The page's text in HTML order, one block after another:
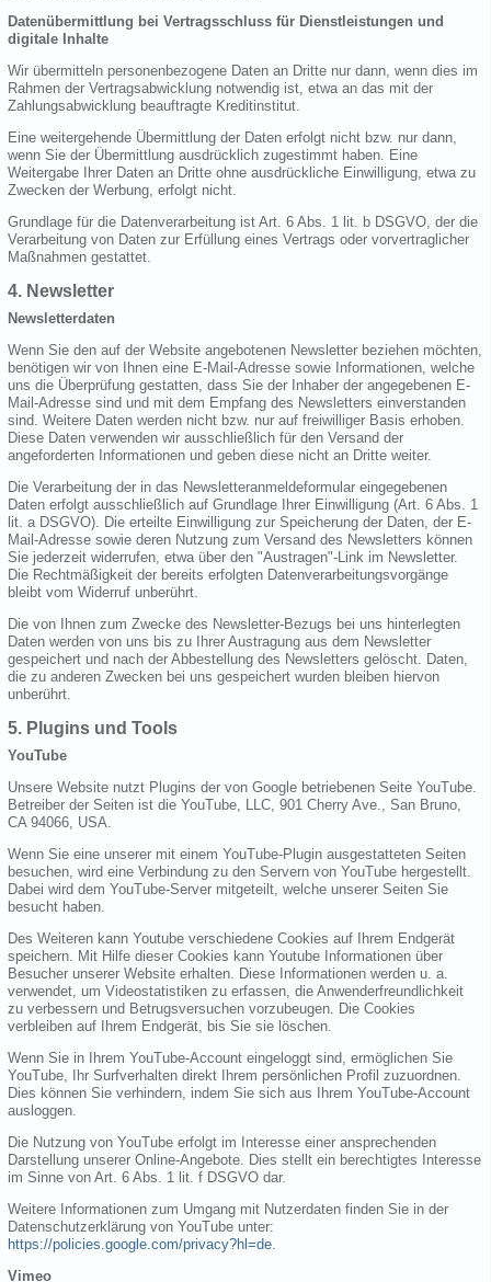
Datenübermittlung bei Vertragsschluss für Dienstleistungen und
digitale Inhalte
Wir übermitteln personenbezogene Daten an Dritte nur dann, wenn dies im
Rahmen der Vertragsabwicklung notwendig ist, etwa an das mit der
Zahlungsabwicklung beauftragte Kreditinstitut.
Eine weitergehende Übermittlung der Daten erfolgt nicht bzw. nur dann,
wenn Sie der Übermittlung ausdrücklich zugestimmt haben. Eine
Weitergabe Ihrer Daten an Dritte ohne ausdrückliche Einwilligung, etwa zu
Zwecken der Werbung, erfolgt nicht.
Grundlage für die Datenverarbeitung ist Art. 6 Abs. 1 lit. b DSGVO, der die
Verarbeitung von Daten zur Erfüllung eines Vertrags oder vorvertraglicher
Maßnahmen gestattet.
4. Newsletter
Newsletterdaten
Wenn Sie den auf der Website angebotenen Newsletter beziehen möchten,
benötigen wir von Ihnen eine E-Mail-Adresse sowie Informationen, welche
uns die Überprüfung gestatten, dass Sie der Inhaber der angegebenen E-
Mail-Adresse sind und mit dem Empfang des Newsletters einverstanden
sind. Weitere Daten werden nicht bzw. nur auf freiwilliger Basis erhoben.
Diese Daten verwenden wir ausschließlich für den Versand der
angeforderten Informationen und geben diese nicht an Dritte weiter.
Die Verarbeitung der in das Newsletteranmeldeformular eingegebenen
Daten erfolgt ausschließlich auf Grundlage Ihrer Einwilligung (Art. 6 Abs. 1
lit. a DSGVO). Die erteilte Einwilligung zur Speicherung der Daten, der E-
Mail-Adresse sowie deren Nutzung zum Versand des Newsletters können
Sie jederzeit widerrufen, etwa über den "Austragen"-Link im Newsletter.
Die Rechtmäßigkeit der bereits erfolgten Datenverarbeitungsvorgänge
bleibt vom Widerruf unberührt.
Die von Ihnen zum Zwecke des Newsletter-Bezugs bei uns hinterlegten
Daten werden von uns bis zu Ihrer Austragung aus dem Newsletter
gespeichert und nach der Abbestellung des Newsletters gelöscht. Daten,
die zu anderen Zwecken bei uns gespeichert wurden bleiben hiervon
unberührt.
5. Plugins und Tools
YouTube
Unsere Website nutzt Plugins der von Google betriebenen Seite YouTube.
Betreiber der Seiten ist die YouTube, LLC, 901 Cherry Ave., San Bruno,
CA 94066, USA.
Wenn Sie eine unserer mit einem YouTube-Plugin ausgestatteten Seiten
besuchen, wird eine Verbindung zu den Servern von YouTube hergestellt.
Dabei wird dem YouTube-Server mitgeteilt, welche unserer Seiten Sie
besucht haben.
Des Weiteren kann Youtube verschiedene Cookies auf Ihrem Endgerät
speichern. Mit Hilfe dieser Cookies kann Youtube Informationen über
Besucher unserer Website erhalten. Diese Informationen werden u. a.
verwendet, um Videostatistiken zu erfassen, die Anwenderfreundlichkeit
zu verbessern und Betrugsversuchen vorzubeugen. Die Cookies
verbleiben auf Ihrem Endgerät, bis Sie sie löschen.
Wenn Sie in Ihrem YouTube-Account eingeloggt sind, ermöglichen Sie
YouTube, Ihr Surfverhalten direkt Ihrem persönlichen Profil zuzuordnen.
Dies können Sie verhindern, indem Sie sich aus Ihrem YouTube-Account
ausloggen.
Die Nutzung von YouTube erfolgt im Interesse einer ansprechenden
Darstellung unserer Online-Angebote. Dies stellt ein berechtigtes Interesse
im Sinne von Art. 6 Abs. 1 lit. f DSGVO dar.
Weitere Informationen zum Umgang mit Nutzerdaten finden Sie in der
Datenschutzerklärung von YouTube unter:
https://policies.google.com/privacy?hl=de
Vimeo